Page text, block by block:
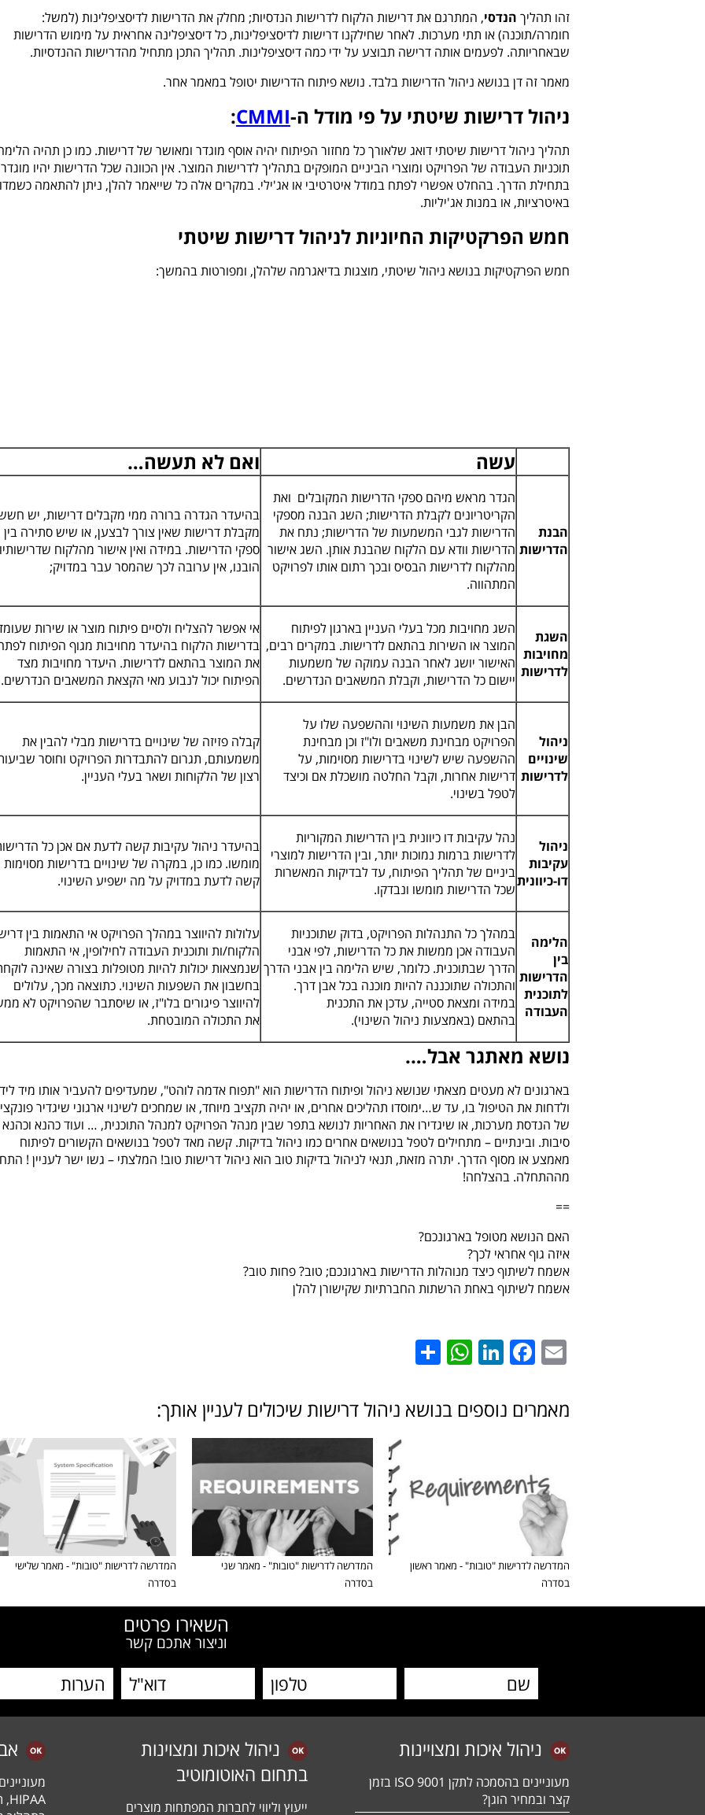
זהו תהליך הנדסי, המתרגם את דרישות הלקוח לדרישות הנדסיות; מחלק את הדרישות לדיסציפלינות (למשל:
חומרה/תוכנה) או תתי מערכות. לאחר שחילקנו דרישות לדיסציפלינות, כל דיסציפלינה אחראית על מימוש הדרישות
שבאחריותה. לפעמים אותה דרישה תבוצע על ידי כמה דיסציפלינות. תהליך התכן מתחיל מהדרישות ההנדסיות.
מאמר זה דן בנושא ניהול הדרישות בלבד. נושא פיתוח הדרישות יטופל במאמר אחר.
ניהול דרישות שיטתי על פי מודל ה-CMMI
:
תהליך ניהול דרישות שיטתי דואג שלאורך כל מחזור הפיתוח יהיה אוסף מוגדר ומאושר של דרישות. כמו כן תהיה
תוכניות העבודה של הפרויקט ומוצרי הביניים המופקים בתהליך לדרישות המוצר. אין הכוונה שכל הדרישות יהיו
בתחילת הדרך. בהחלט אפשרי לפתח במודל איטרטיבי או אג'ילי. במקרים אלה כל שייאמר להלן, ניתן להתאמה
באיטרציות, או במנות אג'יליות.
חמש הפרקטיקות החיוניות לניהול דרישות שיטתי
חמש הפרקטיקות בנושא ניהול שיטתי, מוצגות בדיאגרמה שלהלן, ומפורטות בהמשך:
עשה ואם לא תעשה…
הבנת
הדרישות
הגדר מראש מיהם ספקי הדרישות המקובלים ואת
הקריטריונים לקבלת הדרישות; השג הבנה מספקי
הדרישות לגבי המשמעות של הדרישות; נתח את
הדרישות וודא עם הלקוח שהבנת אותן. השג אישור
מהלקוח לדרישות הבסיס ובכך רתום אותו לפרויקט
המתהווה.
בהיעדר הגדרה ברורה ממי מקבלים דרישות, יש
מקבלת דרישות שאין צורך לבצען, או שיש סתירה בין
ספקי הדרישות. במידה ואין אישור מהלקוח שדרישותיו
הובנו, אין ערובה לכך שהמסר עבר במדויק;
השגת
מחויבות
לדרישות
השג מחויבות מכל בעלי העניין בארגון לפיתוח
המוצר או השירות בהתאם לדרישות. במקרים רבים,
האישור יושג לאחר הבנה עמוקה של משמעות
יישום כל הדרישות, וקבלת המשאבים הנדרשים.
אי אפשר להצליח ולסיים פיתוח מוצר או שירות
בדרישות הלקוח בהיעדר מחויבות מגוף הפיתוח
את המוצר בהתאם לדרישות. היעדר מחויבות מצד
הפיתוח יכול לנבוע מאי הקצאת המשאבים הנדרשים.
ניהול
שינויים
לדרישות
הבן את משמעות השינוי וההשפעה שלו על
הפרויקט מבחינת משאבים ולו"ז וכן מבחינת
ההשפעה שיש לשינוי בדרישות מסוימות, על
דרישות אחרות, וקבל החלטה מושכלת אם וכיצד
לטפל בשינוי.
קבלה פזיזה של שינויים בדרישות מבלי להבין את
משמעותם, תגרום להתבדרות הפרויקט וחוסר
רצון של הלקוחות ושאר בעלי העניין.
ניהול
עקיבות
דו-כיוונית
נהל עקיבות דו כיוונית בין הדרישות המקוריות
לדרישות ברמות נמוכות יותר, ובין הדרישות למוצרי
ביניים של תהליך הפיתוח, עד לבדיקות המאשרות
שכל הדרישות מומשו ונבדקו.
בהיעדר ניהול עקיבות קשה לדעת אם אכן כל
מומשו. כמו כן, במקרה של שינויים בדרישות מסוימות
קשה לדעת במדויק על מה ישפיע השינוי.
הלימה
בין
הדרישות
לתוכנית
העבודה
במהלך כל התנהלות הפרויקט, בדוק שתוכניות
העבודה אכן ממשות את כל הדרישות, לפי אבני
הדרך שבתוכנית. כלומר, שיש הלימה בין אבני הדרך
והתכולה שתוכננה להיות מוכנה בכל אבן דרך.
במידה ומצאת סטייה, עדכן את התכנית
בהתאם (באמצעות ניהול השינוי).
עלולות להיווצר במהלך הפרויקט אי התאמות בין
הלקוח/ות ותוכנית העבודה לחילופין, אי התאמות
שנמצאות יכולות להיות מטופלות בצורה שאינה
בחשבון את השפעות השינוי. כתוצאה מכך, עלולים
להיווצר פיגורים בלו"ז, או שיסתבר שהפרויקט לא
את התכולה המובטחת.
נושא מאתגר אבל….
בארגונים לא מעטים מצאתי שנושא ניהול ופיתוח הדרישות הוא "תפוח אדמה לוהט", שמעדיפים להעביר אותו מיד ליד
ולדחות את הטיפול בו, עד ש…ימוסדו תהליכים אחרים, או יהיה תקציב מיוחד, או שמחכים לשינוי ארגוני שיגדיר
של הנדסת מערכות, או שיגדירו את האחריות לנושא בתפר שבין מנהל הפרויקט למנהל התוכנית, … ועוד כהנא וכהנא
סיבות. ובינתיים – מתחילים לטפל בנושאים אחרים כמו ניהול בדיקות. קשה מאד לטפל בנושאים הקשורים לפיתוח
מאמצע או מסוף הדרך. יתרה מזאת, תנאי לניהול בדיקות טוב הוא ניהול דרישות טוב! המלצתי – גשו ישר לעניין !
מההתחלה. בהצלחה!
==
האם הנושא מטופל בארגונכם?
איזה גוף אחראי לכך?
אשמח לשיתוף כיצד מנוהלות הדרישות בארגונכם; טוב? פחות טוב?
אשמח לשיתוף באחת הרשתות החברתיות שקישורן להלן
Email
Facebook
LinkedIn
WhatsApp
מאמרים נוספים בנושא ניהול דרישות שיכולים לעניין אותך:
המדרשה לדרישות "טובות" - מאמר ראשון
בסדרה
המדרשה לדרישות "טובות" - מאמר שני
בסדרה
המדרשה לדרישות "טובות" - מאמר שלישי
בסדרה
השאירו פרטים
וניצור אתכם קשר
ניהול איכות ומצויינות
מעוניינים בהסמכה לתקן ISO 9001 בזמן
קצר ובמחיר הוגן?
ניהול איכות ומצוינות
בתחום האוטומוטיב
ייעוץ וליווי לחברות המפתחות מוצרים